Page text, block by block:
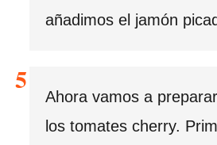
añadimos el jamón
Ahora vamos a
los tomates cherry.